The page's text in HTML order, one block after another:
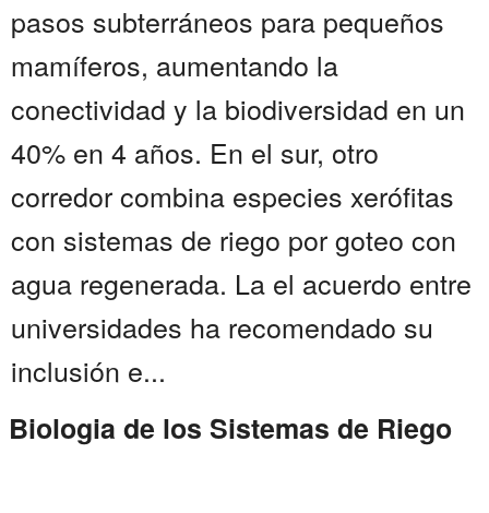
pasos subterráneos para pequeños
mamíferos, aumentando la
conectividad y la biodiversidad en un
40% en 4 años. En el sur, otro
corredor combina especies xerófitas
con sistemas de riego por goteo con
agua regenerada. La el acuerdo entre
universidades ha recomendado su
inclusión e...
Biologia de los Sistemas de Riego